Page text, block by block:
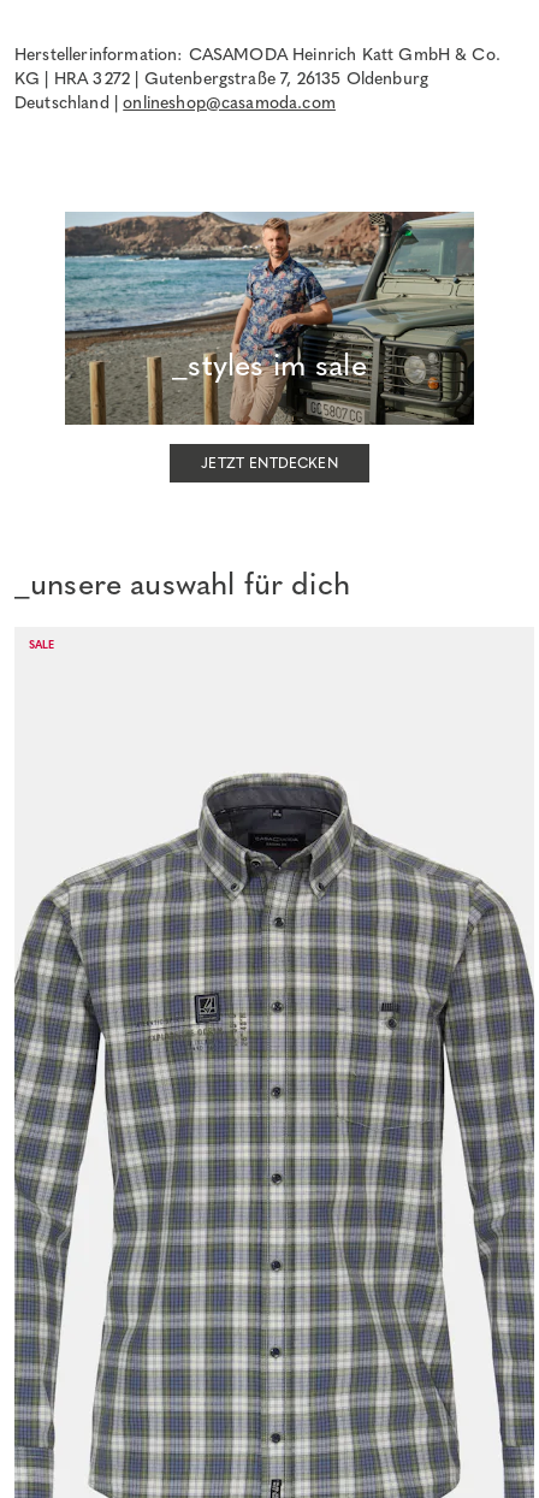
Herstellerinformation: CASAMODA Heinrich Katt GmbH & Co.
KG | HRA 3272 | Gutenbergstraße 7, 26135 Oldenburg
Deutschland |onlineshop@casamoda.com
_styles im sale
JETZT ENTDECKEN
_unsere auswahl für dich
SALE